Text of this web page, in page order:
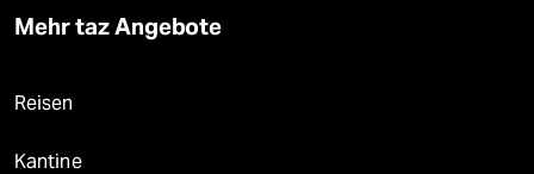
Mehr taz Angebote
Reisen
Kantine